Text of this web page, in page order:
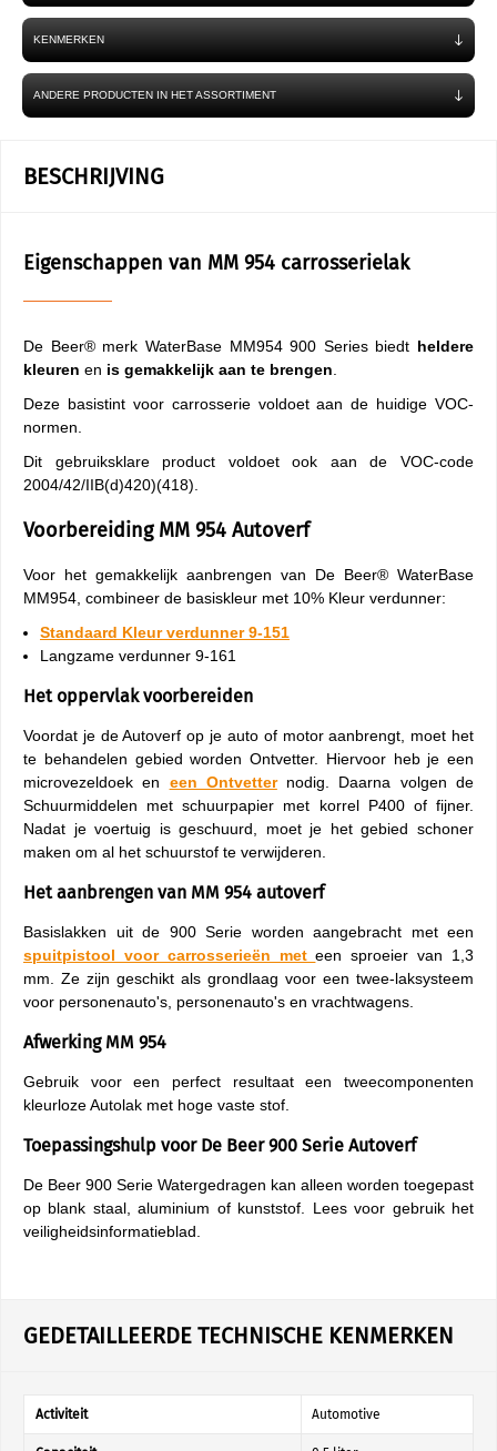
KENMERKEN
ANDERE PRODUCTEN IN HET ASSORTIMENT
BESCHRIJVING
Eigenschappen van MM 954 carrosserielak
De Beer® merk WaterBase MM954 900 Series biedt heldere
kleuren en is gemakkelijk aan te brengen
Deze basistint voor carrosserie voldoet aan de huidige VOC-
normen.
Dit gebruiksklare product voldoet ook aan de VOC-code
2004/42/IIB(d)420)(418).
Voorbereiding MM 954 Autoverf
Voor het gemakkelijk aanbrengen van De Beer® WaterBase
MM954, combineer de basiskleur met 10% Kleur verdunner:
Standaard Kleur verdunner 9-151
Langzame verdunner 9-161
Het oppervlak voorbereiden
Voordat je de Autoverf op je auto of motor aanbrengt, moet het
te behandelen gebied worden Ontvetter. Hiervoor heb je een
microvezeldoek en een Ontvetternodig. Daarna volgen de
Schuurmiddelen met schuurpapier met korrel P400 of fijner.
Nadat je voertuig is geschuurd, moet je het gebied schoner
maken om al het schuurstof te verwijderen.
Het aanbrengen van MM 954 autoverf
Basislakken uit de 900 Serie worden aangebracht met een
spuitpistool voor carrosserieën meteen sproeier van 1,3
mm. Ze zijn geschikt als grondlaag voor een twee-laksysteem
voor personenauto's, personenauto's en vrachtwagens.
Afwerking MM 954
Gebruik voor een perfect resultaat een tweecomponenten
kleurloze Autolak met hoge vaste stof.
Toepassingshulp voor De Beer 900 Serie Autoverf
De Beer 900 Serie Watergedragen kan alleen worden toegepast
op blank staal, aluminium of kunststof. Lees voor gebruik het
veiligheidsinformatieblad.
GEDETAILLEERDE TECHNISCHE KENMERKEN
Activiteit Automotive